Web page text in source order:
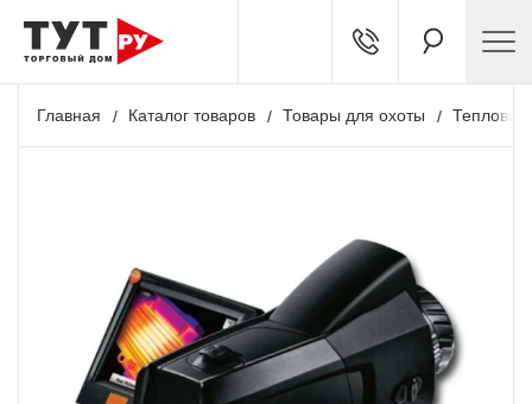
Главная Каталог товаров Товары для охоты